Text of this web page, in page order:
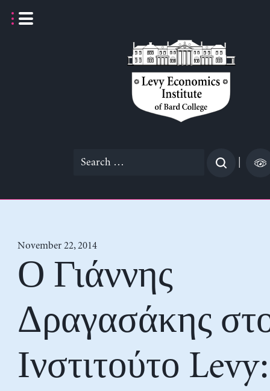
Search
November 22, 2014
Ο Γιάννης
Δραγασάκης
Ινστιτούτο Levy: